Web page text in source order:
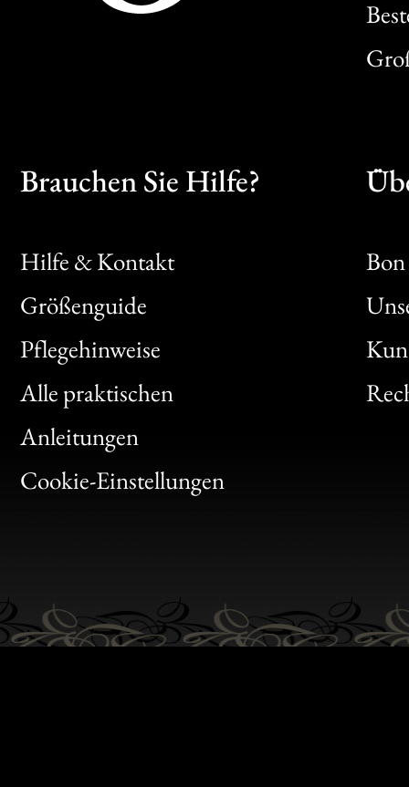
Brauchen Sie Hilfe?
Hilfe & Kontakt
Größenguide
Pflegehinweise
Alle praktischen
Anleitungen
Cookie-Einstellungen
Bon
Clic